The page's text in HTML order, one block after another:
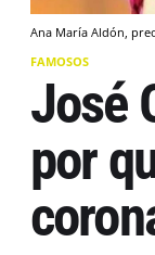
Ana María Aldón,
FAMOSOS
José
por